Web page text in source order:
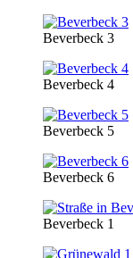
Beverbeck 3
Beverbeck 4
Beverbeck 5
Beverbeck 6
Beverbeck 1